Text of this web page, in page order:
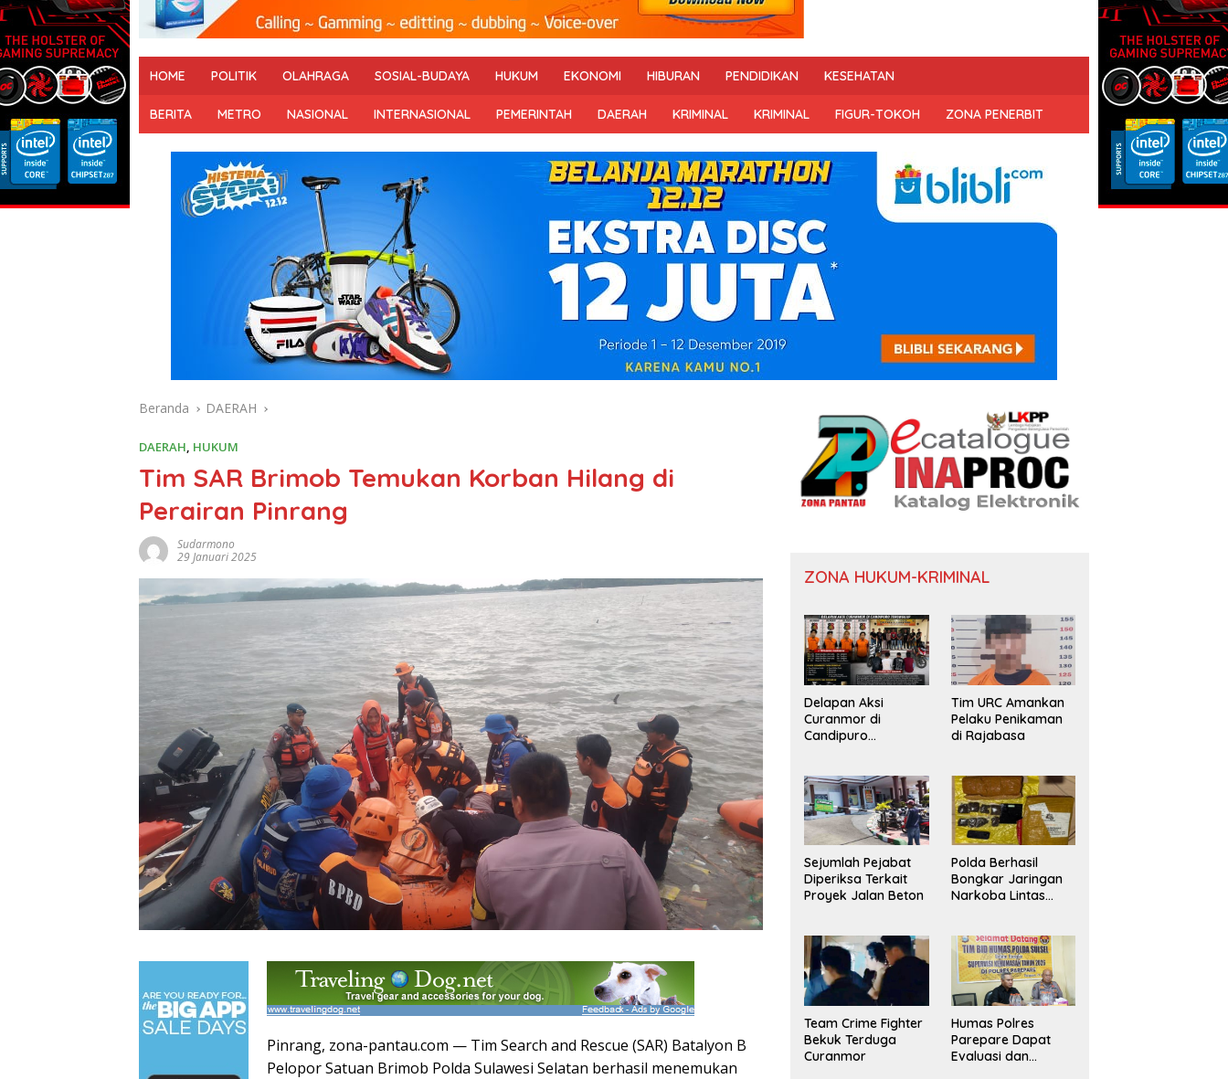
HOME POLITIK OLAHRAGA SOSIAL-BUDAYA HUKUM EKONOMI HIBURAN PENDIDIKAN KESEHATAN
BERITA METRO NASIONAL INTERNASIONAL PEMERINTAH DAERAH KRIMINAL KRIMINAL FIGUR-TOKOH ZONA PENERBIT
Beranda DAERAH
DAERAH, HUKUM
Tim SAR Brimob Temukan Korban Hilang di
Perairan Pinrang
Sudarmono
29 Januari 2025
Pinrang, zona-pantau.com — Tim Search and Rescue (SAR) Batalyon B
Pelopor Satuan Brimob Polda Sulawesi Selatan berhasil menemukan
ZONA HUKUM-KRIMINAL
Delapan Aksi
Curanmor di
Candipuro
Tim URC Amankan
Pelaku Penikaman
di Rajabasa
Sejumlah Pejabat
Diperiksa Terkait
Proyek Jalan Beton
Polda Berhasil
Bongkar Jaringan
Narkoba Lintas
Team Crime Fighter
Bekuk Terduga
Curanmor
Humas Polres
Parepare Dapat
Evaluasi dan